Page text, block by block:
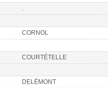
.
CORNOL
COURTÉTELLE
DELÉMONT